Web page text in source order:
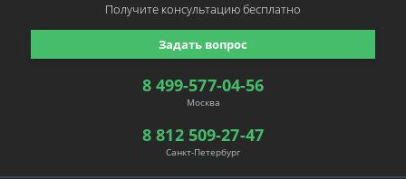
8 499-577-04-56
Москва
8 812 509-27-47
Санкт-Петербург
Задать вопрос
Получите консультациюбесплатно